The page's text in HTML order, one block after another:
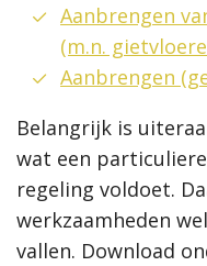
Aanbrengen
(m.n.
Aanbrengen
Belangrijk is
wat een
regeling voldoet.
werkzaamheden
vallen. Download